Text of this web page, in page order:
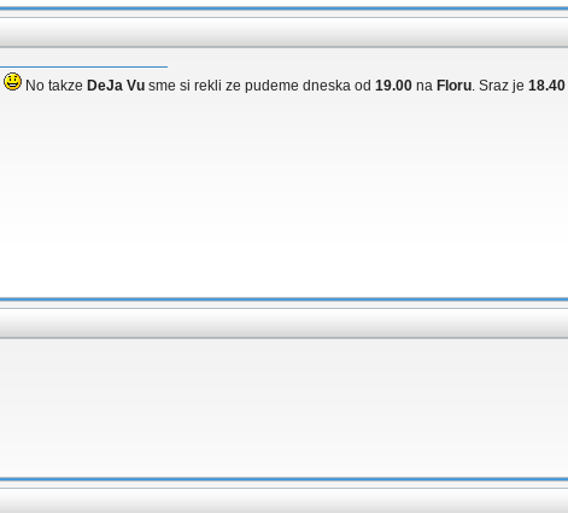
No takze DeJa Vu sme si rekli ze pudeme dneska od 19.00 na Floru. Sraz je 18.40